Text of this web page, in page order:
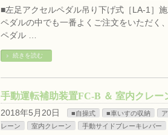
■左足アクセルペダル吊り下げ式［LA-1
ペダルの中でも一番よくご注文をいただく
ペダル …
続きを読む
手動運転補助装置FC-B ＆ 室内クレー
2018年5月20日 ■自操式 ■車いすの収納
レーン
室内クレーン 手動サイドブレーキレバー